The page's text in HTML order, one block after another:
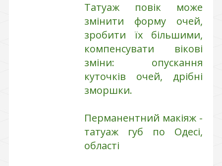
Татуаж повік може
змінити форму очей,
зробити їх більшими,
компенсувати вікові
зміни: опускання
куточків очей, дрібні
зморшки.
Перманентний макіяж -
татуаж губ по Одесі,
області